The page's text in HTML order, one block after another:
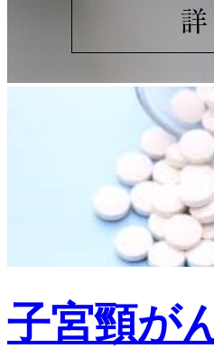
子宮頸が